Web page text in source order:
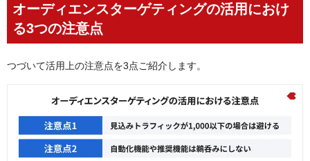
オーディエンスターゲティングの活用におけ
る3つの注意点
つづいて活用上の注意点を3点ご紹介します。